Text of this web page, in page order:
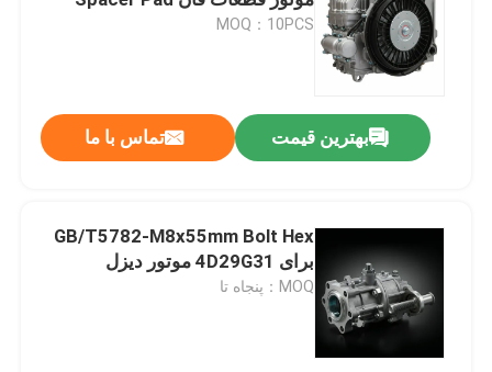
MOQ：10PCS
بهترین قیمت تماس با ما
GB/T5782-M8x55mm Bolt Hex
برای 4D29G31 موتور دیزل
MOQ：پنجاه تا